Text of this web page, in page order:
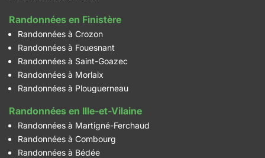
Randonnées en Finistère
Randonnées à Crozon
Randonnées à Fouesnant
Randonnées à Saint-Goazec
Randonnées à Morlaix
Randonnées à Plouguerneau
Randonnées en Ille-et-Vilaine
Randonnées à Martigné-Ferchaud
Randonnées à Combourg
Randonnées à Bédée